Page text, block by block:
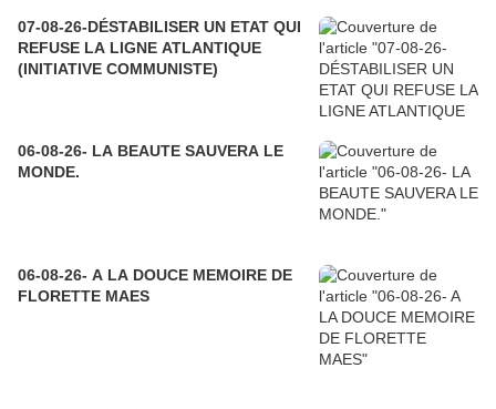
07-08-26-DÉSTABILISER UN ETAT QUI
REFUSE LA LIGNE ATLANTIQUE
(INITIATIVE COMMUNISTE)
06-08-26- LA BEAUTE SAUVERA LE
MONDE.
06-08-26- A LA DOUCE MEMOIRE DE
FLORETTE MAES